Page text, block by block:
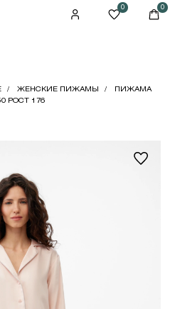
0 0
ЖЕНСКИЕ ПИЖАМЫ
ПИЖАМА
РОСТ 176